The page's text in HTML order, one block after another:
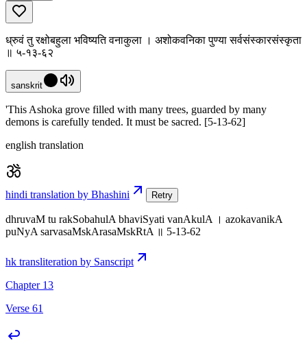
ध्रुवं तु रक्षोबहुला भविष्यति वनाकुला । अशोकवनिका पुण्या सर्वसंस्कारसंस्कृता
॥ ५-१३-६२
sanskrit
'This Ashoka grove filled with many trees, guarded by many
demons is carefully tended. It must be sacred. [5-13-62]
english translation
hindi translation by Bhashini Retry
dhruvaM tu rakSobahulA bhaviSyati vanAkulA । azokavanikA
puNyA sarvasaMskArasaMskRtA ॥ 5-13-62
hk transliteration by Sanscript
Chapter 13
Verse 61